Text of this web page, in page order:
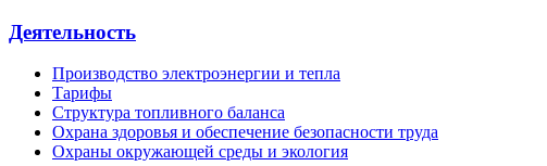
Деятельность
Производство электроэнергии и тепла
Тарифы
Структура топливного баланса
Охрана здоровья и обеспечение безопасности труда
Охраны окружающей среды и экология